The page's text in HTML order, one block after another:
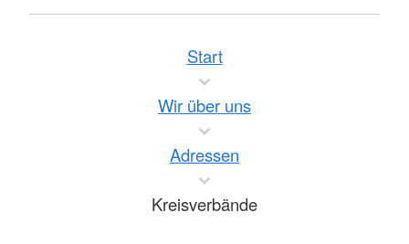
Start
Wir über uns
Adressen
Kreisverbände